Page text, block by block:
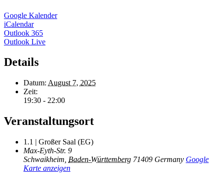
Google Kalender
iCalendar
Outlook 365
Outlook Live
Details
Datum: August 7, 2025
Zeit:
19:30 - 22:00
Veranstaltungsort
1.1 | Großer Saal (EG)
Max-Eyth-Str. 9
Schwaikheim Baden-Württemberg 71409 Germany Google
Karte anzeigen